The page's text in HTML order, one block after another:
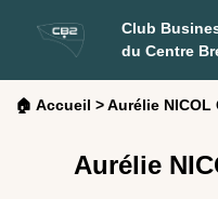
Club
du Centre
🏠 Accueil >Aurélie NICOL
Aurélie